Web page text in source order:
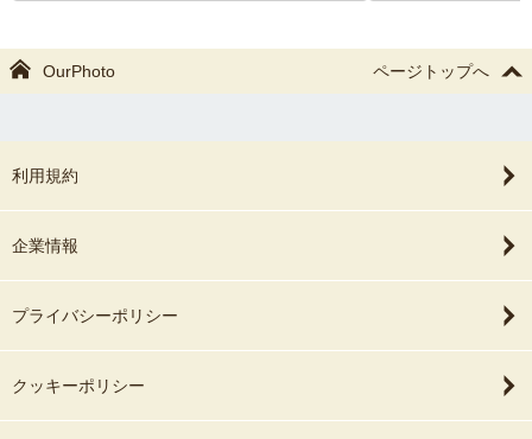
OurPhoto ページトップへ
利用規約
企業情報
プライバシーポリシー
クッキーポリシー